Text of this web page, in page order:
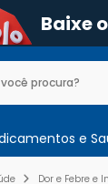
Baixe
e
Dor e Febre e